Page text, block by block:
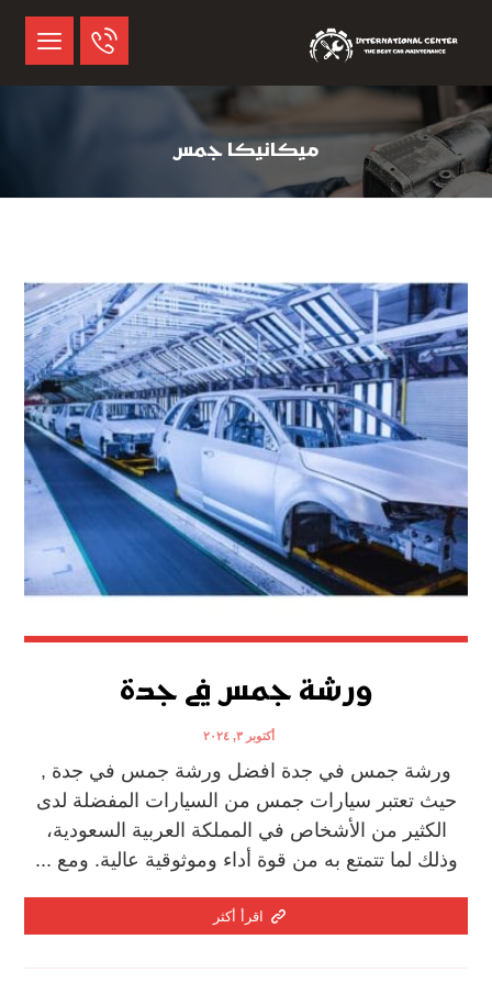
ميكانيكا جمس
ورشة جمس في جدة
أكتوبر ٣, ٢٠٢٤
ورشة جمس في جدة افضل ورشة جمس في جدة ,
حيث تعتبر سيارات جمس من السيارات المفضلة لدى
الكثير من الأشخاص في المملكة العربية السعودية،
وذلك لما تتمتع به من قوة أداء وموثوقية عالية. ومع ...
اقرأ أكثر